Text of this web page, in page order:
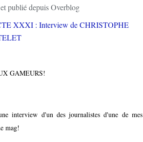
publié depuis Overblog
GAMEURS!
interview d'un des journalistes d'une de mes
mag!